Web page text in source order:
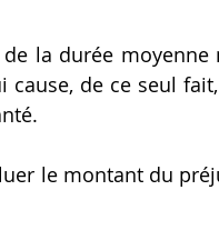
de la durée
de ce seul
le montant du